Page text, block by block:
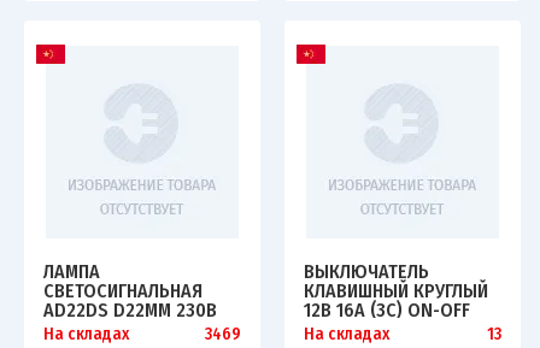
ЛАМПА
СВЕТОСИГНАЛЬНАЯ
AD22DS D22ММ 230В
AC ЗЕЛ. IEK BLS10-
На складах 3469
ВЫКЛЮЧАТЕЛЬ
КЛАВИШНЫЙ КРУГЛЫЙ
12В 16А (3С) ON-OFF
КРАСН. С ПОДСВЕТКОЙ
На складах 13